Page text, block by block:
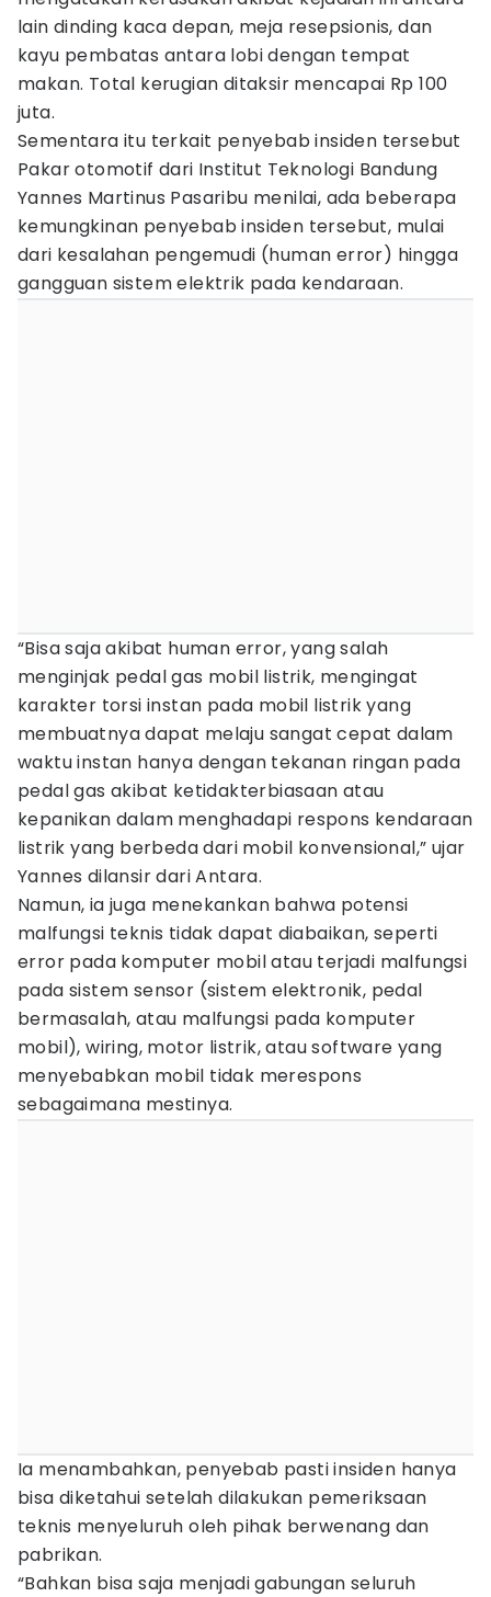
lain dinding kaca depan, meja resepsionis, dan
kayu pembatas antara lobi dengan tempat
makan. Total kerugian ditaksir mencapai Rp 100
juta.
Sementara itu terkait penyebab insiden tersebut
Pakar otomotif dari Institut Teknologi Bandung
Yannes Martinus Pasaribu menilai, ada beberapa
kemungkinan penyebab insiden tersebut, mulai
dari kesalahan pengemudi (human error) hingga
gangguan sistem elektrik pada kendaraan.
“Bisa saja akibat human error, yang salah
menginjak pedal gas mobil listrik, mengingat
karakter torsi instan pada mobil listrik yang
membuatnya dapat melaju sangat cepat dalam
waktu instan hanya dengan tekanan ringan pada
pedal gas akibat ketidakterbiasaan atau
kepanikan dalam menghadapi respons kendaraan
listrik yang berbeda dari mobil konvensional,” ujar
Yannes dilansir dari Antara.
Namun, ia juga menekankan bahwa potensi
malfungsi teknis tidak dapat diabaikan, seperti
error pada komputer mobil atau terjadi malfungsi
pada sistem sensor (sistem elektronik, pedal
bermasalah, atau malfungsi pada komputer
mobil), wiring, motor listrik, atau software yang
menyebabkan mobil tidak merespons
sebagaimana mestinya.
Ia menambahkan, penyebab pasti insiden hanya
bisa diketahui setelah dilakukan pemeriksaan
teknis menyeluruh oleh pihak berwenang dan
pabrikan.
“Bahkan bisa saja menjadi gabungan seluruh